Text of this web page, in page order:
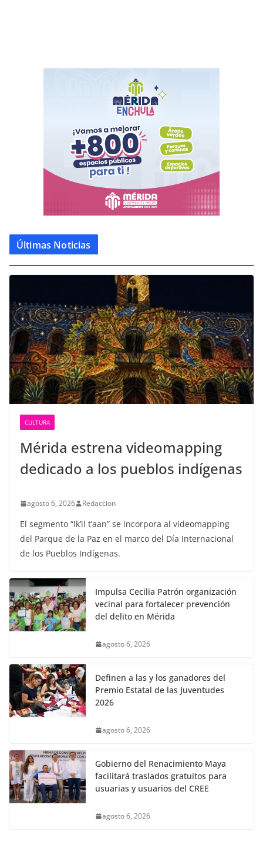
Últimas Noticias
CULTURA
Mérida estrena videomapping
dedicado a los pueblos indígenas
agosto 6, 2026 Redaccion
El segmento “Ik’il t’aan” se incorpora al videomapping
del Parque de la Paz en el marco del Día Internacional
de los Pueblos Indígenas.
Impulsa Cecilia Patrón organización
vecinal para fortalecer prevención
del delito en Mérida
agosto 6, 2026
Definen a las y los ganadores del
Premio Estatal de las Juventudes
2026
agosto 6, 2026
Gobierno del Renacimiento Maya
facilitará traslados gratuitos para
usuarias y usuarios del CREE
agosto 6, 2026